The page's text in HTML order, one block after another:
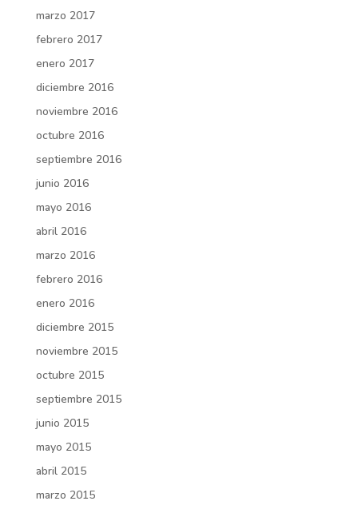
marzo 2017
febrero 2017
enero 2017
diciembre 2016
noviembre 2016
octubre 2016
septiembre 2016
junio 2016
mayo 2016
abril 2016
marzo 2016
febrero 2016
enero 2016
diciembre 2015
noviembre 2015
octubre 2015
septiembre 2015
junio 2015
mayo 2015
abril 2015
marzo 2015